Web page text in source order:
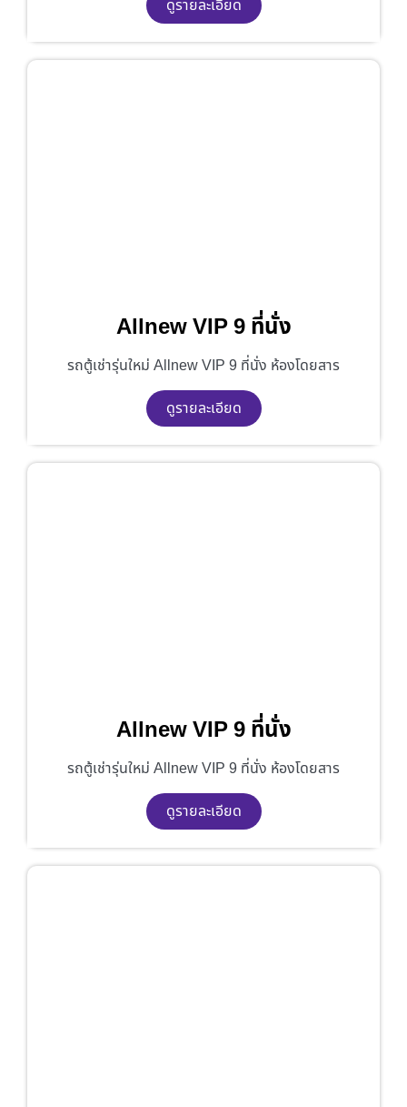
ดูรายละเอียด
Allnew VIP 9 ที่นั่ง
รถตู้เช่ารุ่นใหม่ Allnew VIP 9 ที่นั่ง ห้องโดยสาร
ดูรายละเอียด
Allnew VIP 9 ที่นั่ง
รถตู้เช่ารุ่นใหม่ Allnew VIP 9 ที่นั่ง ห้องโดยสาร
ดูรายละเอียด